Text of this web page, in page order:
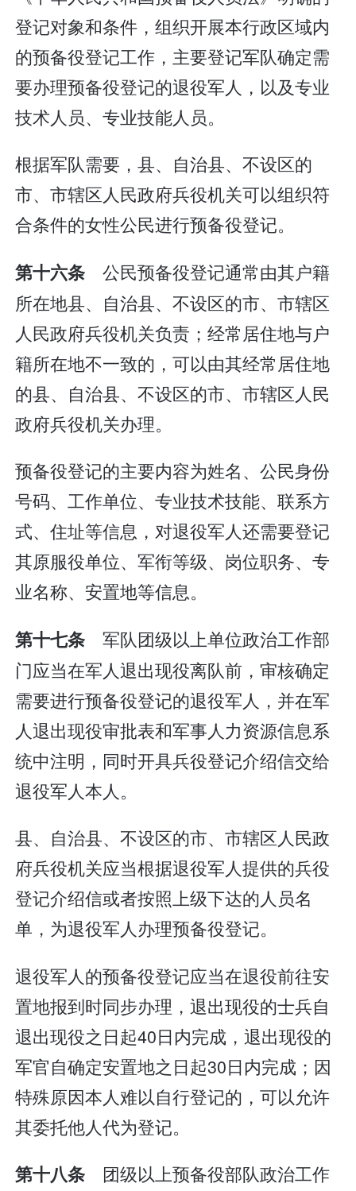
登记对象和条件，组织开展本行政区域内
的预备役登记工作，主要登记军队确定需
要办理预备役登记的退役军人，以及专业
技术人员、专业技能人员。
根据军队需要，县、自治县、不设区的
市、市辖区人民政府兵役机关可以组织符
合条件的女性公民进行预备役登记。
第十六条公民预备役登记通常由其户籍
所在地县、自治县、不设区的市、市辖区
人民政府兵役机关负责；经常居住地与户
籍所在地不一致的，可以由其经常居住地
的县、自治县、不设区的市、市辖区人民
政府兵役机关办理。
预备役登记的主要内容为姓名、公民身份
号码、工作单位、专业技术技能、联系方
式、住址等信息，对退役军人还需要登记
其原服役单位、军衔等级、岗位职务、专
业名称、安置地等信息。
第十七条军队团级以上单位政治工作部
门应当在军人退出现役离队前，审核确定
需要进行预备役登记的退役军人，并在军
人退出现役审批表和军事人力资源信息系
统中注明，同时开具兵役登记介绍信交给
退役军人本人。
县、自治县、不设区的市、市辖区人民政
府兵役机关应当根据退役军人提供的兵役
登记介绍信或者按照上级下达的人员名
单，为退役军人办理预备役登记。
退役军人的预备役登记应当在退役前往安
置地报到时同步办理，退出现役的士兵自
退出现役之日起40日内完成，退出现役的
军官自确定安置地之日起30日内完成；因
特殊原因本人难以自行登记的，可以允许
其委托他人代为登记。
第十八条 团级以上预备役部队政治工作